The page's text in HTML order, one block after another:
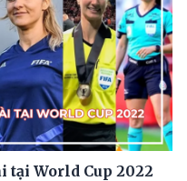
tại World Cup 2022